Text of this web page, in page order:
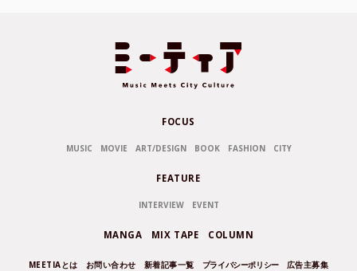
FOCUS
MUSIC MOVIE ART/DESIGN BOOK FASHION CITY
FEATURE
INTERVIEW EVENT
MANGA MIX TAPE COLUMN
MEETIAとは お問い合わせ 新着記事一覧 プライバシーポリシー 広告主募集